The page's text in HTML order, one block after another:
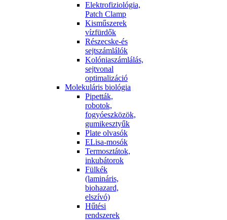
Elektrofiziológia,
Patch Clamp
Kisműszerek
vízfürdők
Részecske-és
sejtszámlálók
Kolóniaszámlálás,
sejtvonal
optimalizáció
Molekuláris biológia
Pipetták,
robotok,
fogyóeszközök,
gumikesztyűk
Plate olvasók
ELisa-mosók
Termosztátok,
inkubátorok
Fülkék
(lamináris,
biohazard,
elszívó)
Hűtési
rendszerek